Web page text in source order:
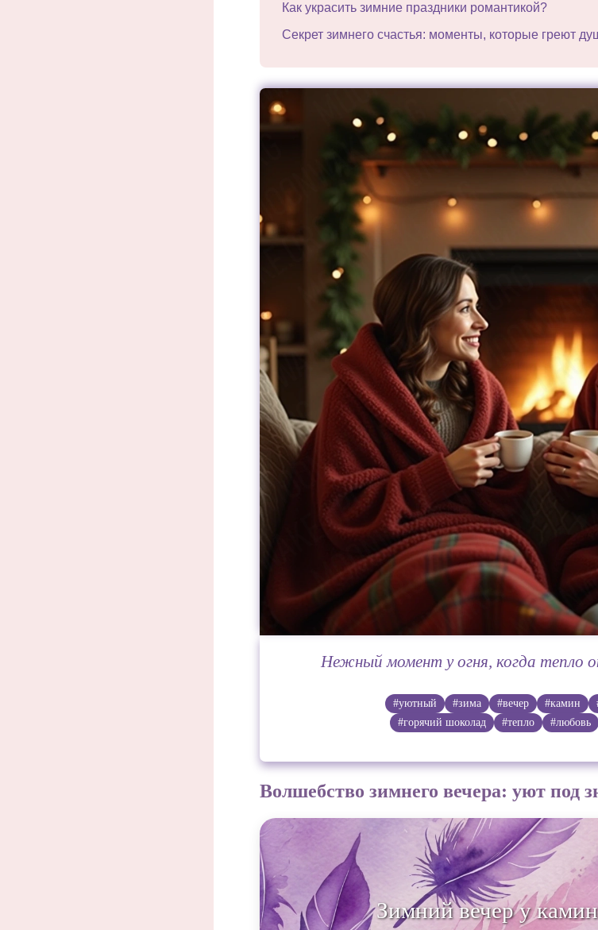
Как украсить зимние праздники романтикой?
Секрет зимнего счастья: моменты, которые греют
Нежный момент у огня, когда тепло
#уютный #зима #вечер #камин
#горячий шоколад
#тепло #любовь
Волшебство зимнего вечера: уют под
Зимний вечер у камина — это